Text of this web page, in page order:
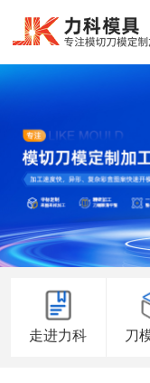
走进力科 刀